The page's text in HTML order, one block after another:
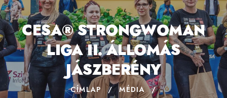
CESA® STRONGWOMAN
LIGA II. ÁLLOMÁS
JÁSZBERÉNY
CÍMLAP / MÉDIA
/